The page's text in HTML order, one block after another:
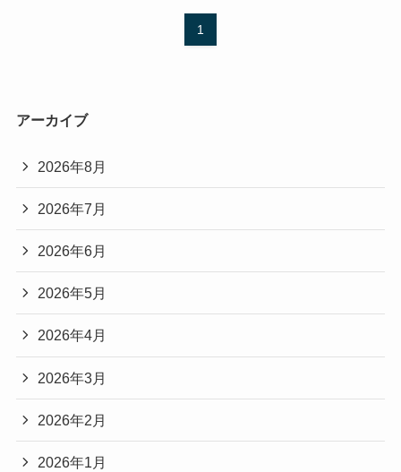
1
アーカイブ
2026年8月
2026年7月
2026年6月
2026年5月
2026年4月
2026年3月
2026年2月
2026年1月